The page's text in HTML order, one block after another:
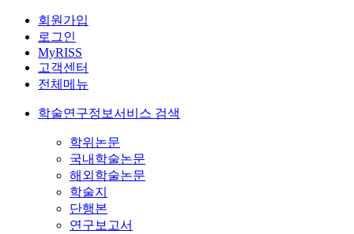
회원가입
로그인
MyRISS
고객센터
전체메뉴
학술연구정보서비스 검색
학위논문
국내학술논문
해외학술논문
학술지
단행본
연구보고서